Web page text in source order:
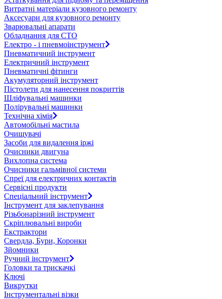
Витратні матеріали кузовного ремонту
Аксесуари для кузовного ремонту
Зварювальні апарати
Обладнання для СТО
Електро - і пневмоінструмент
Пневматичний інструмент
Електричний інструмент
Пневматичні фітинги
Акумуляторний інструмент
Пістолети для нанесення покриттів
Шліфувальні машинки
Полірувальні машинки
Технічна хімія
Автомобільні мастила
Очищувачі
Засоби для видалення іржі
Очисники двигуна
Вихлопна система
Очисники гальмівної системи
Спреї для електричних контактів
Сервісні продукти
Спеціальний інструмент
Інструмент для заклепування
Різьбонарізний інструмент
Скріплювальні вироби
Екстрактори
Свердла, Бури, Коронки
Зйомники
Ручний інструмент
Головки та трискачкі
Ключі
Викрутки
Інструментальні візки